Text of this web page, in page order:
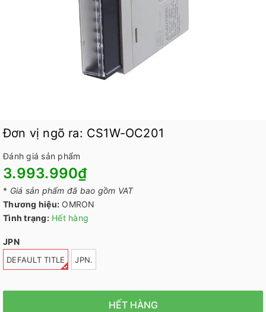
Đơn vị ngõ ra: CS1W-OC201
Đánh giá sản phẩm
3.993.990₫
* Giá sản phẩm đã bao gồm VAT
Thương hiệu: OMRON
Tình trạng: Hết hàng
JPN
DEFAULT TITLE JPN.
HẾT HÀNG